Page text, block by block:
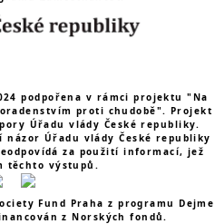
podpořena v rámci projektu "Na
proti chudobě". Projekt
Úřadu vlády České republiky.
Úřadu vlády České republiky
za použití informací, jež
těchto výstupů.
Fund Praha z programu Dejme
z Norských fondů.